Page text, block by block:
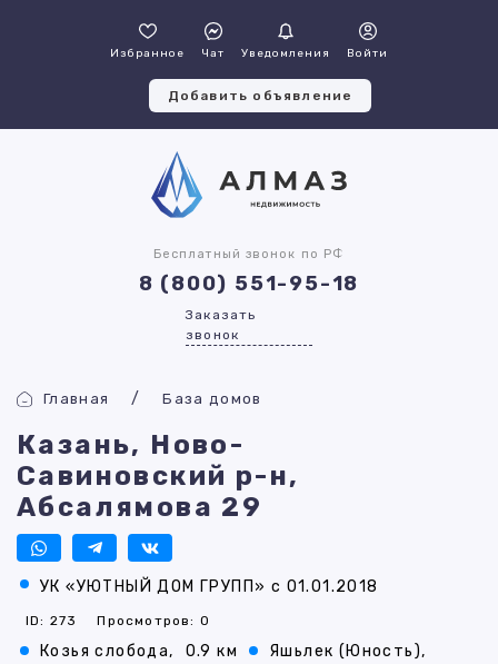
Избранное Чат Уведомления Войти
Добавить объявление
Бесплатный звонок по РФ
8 (800) 551-95-18
Заказать
звонок
Главная База домов
Казань, Ново-
Савиновский р-н,
Абсалямова 29
УК «УЮТНЫЙ ДОМ ГРУПП» с 01.01.2018
ID: 273 Просмотров: 0
Козья слобода, 0.9 км
Яшьлек (Юность),